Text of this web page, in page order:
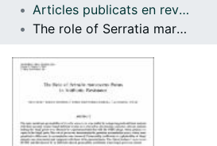
Articles publicats en revistes (Farmàcia, Tecnologia Farmacèutica i Fisicoquímica)
The role of Serratia marcescens porins in antibiotic resistance